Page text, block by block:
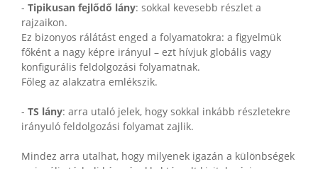
- Tipikusan fejlődő lány: sokkal kevesebb részlet a
rajzaikon.
Ez bizonyos rálátást enged a folyamatokra: a figyelmük
főként a nagy képre irányul – ezt hívjuk globális vagy
konfigurális feldolgozási folyamatnak.
Főleg az alakzatra emlékszik.
- TS lány: arra utaló jelek, hogy sokkal inkább részletekre
irányuló feldolgozási folyamat zajlik.
Mindez arra utalhat, hogy milyenek igazán a különbségek